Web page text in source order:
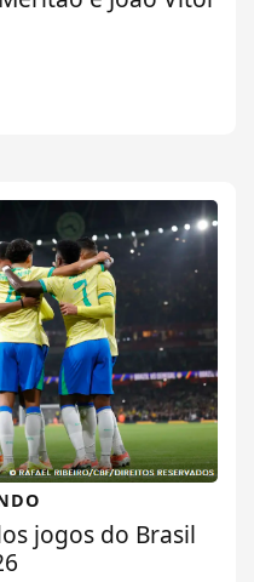
jogos do Brasil